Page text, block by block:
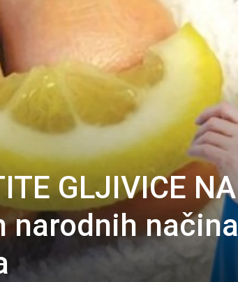
GLJIVICE NA
narodnih načina